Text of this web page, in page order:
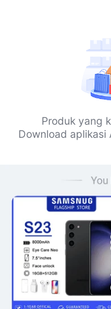
Produk yang
Download aplikasi